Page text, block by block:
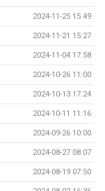
2024-11-25 15:49
2024-11-21 15:27
2024-11-04 17:58
2024-10-26 11:00
2024-10-13 17:24
2024-10-11 11:16
2024-09-26 10:00
2024-08-27 08:07
2024-08-19 07:50